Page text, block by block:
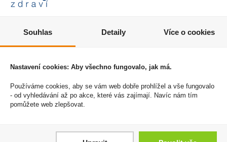
E-shop www.ceskyrajzdravi.cz je zaměřen na prodej přírodních
produktů v podobě doplňků stravy, veterinálních přípravků nebo
akčního zboží, které je potřebné v každé domácnosti. Zejména
nejčastěji objednávané zboží za výhodné ceny.
objednavky@ceskyrajzdravi.cz
DŮLEŽITÉ INFORMACE
Souhlas Detaily Více o cookies
Nastavení cookies: Aby všechno fungovalo, jak má.
Používáme cookies, aby se vám web dobře prohlížel a vše fungovalo
- od vyhledávání až po akce, které vás zajímají. Navíc nám tím
pomůžete web zlepšovat.